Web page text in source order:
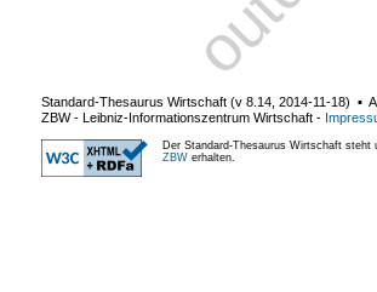
Standard-Thesaurus Wirtschaft (v 8.14 2014-11-18) ▪
ZBW - Leibniz-Informationszentrum Wirtschaft -
Der Standard-Thesaurus Wirtschaft steht
ZBW erhalten.